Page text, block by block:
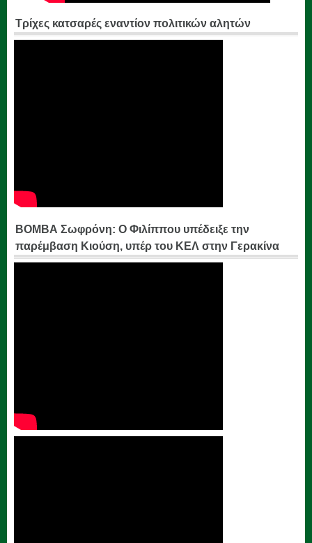
Τρίχες κατσαρές εναντίον πολιτικών αλητών
ΒΟΜΒΑ Σωφρόνη: Ο Φιλίππου υπέδειξε την
παρέμβαση Κιούση, υπέρ του ΚΕΛ στην Γερακίνα